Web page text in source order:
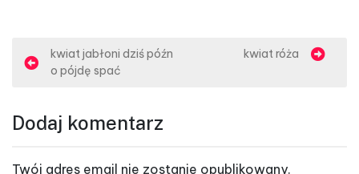
N
i
kwiat jabłoni dziś późn
o pójdę spać
kwiat róża
Dodaj komentarz
Twój adres email nie zostanie opublikowany.